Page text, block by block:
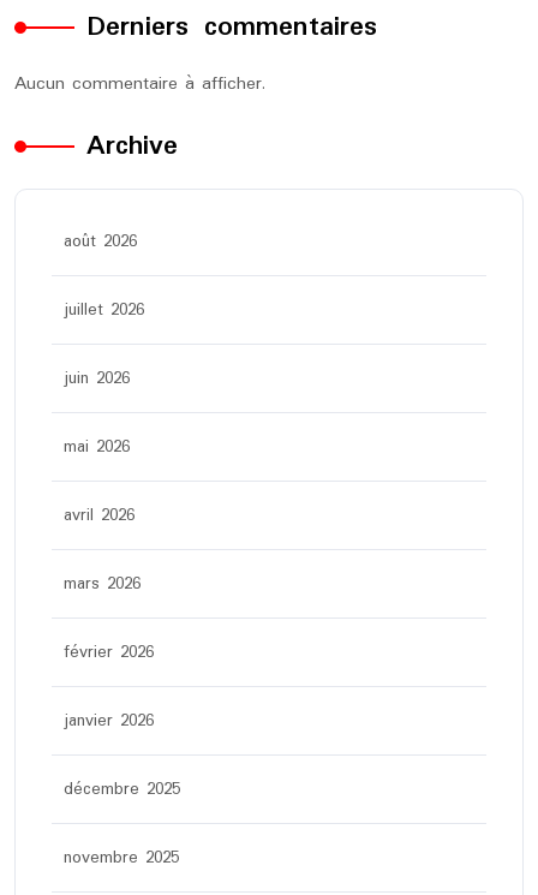
Derniers commentaires
Aucun commentaire à afficher.
Archive
août 2026
juillet 2026
juin 2026
mai 2026
avril 2026
mars 2026
février 2026
janvier 2026
décembre 2025
novembre 2025